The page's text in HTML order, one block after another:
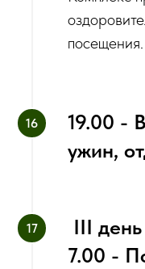
посещения.
19.00 -
ужин,
‌ III день
7.00 -